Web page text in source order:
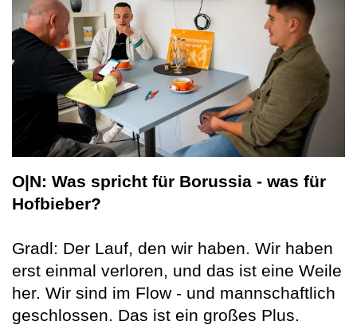
O|N: Was spricht für Borussia - was für
Hofbieber?
Gradl: Der Lauf, den wir haben. Wir haben
erst einmal verloren, und das ist eine Weile
her. Wir sind im Flow - und mannschaftlich
geschlossen. Das ist ein großes Plus.